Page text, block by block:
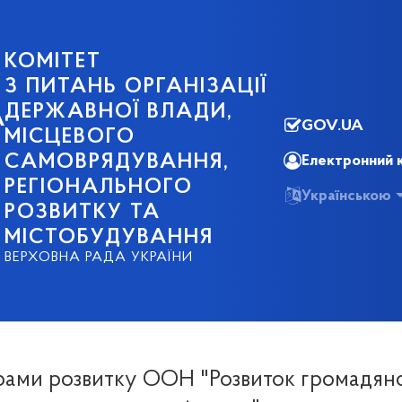
КОМІТЕТ
З ПИТАНЬ ОРГАНІЗАЦІЇ
ДЕРЖАВНОЇ ВЛАДИ,
МІСЦЕВОГО
САМОВРЯДУВАННЯ,
РЕГІОНАЛЬНОГО
РОЗВИТКУ ТА
МІСТОБУДУВАННЯ
ВЕРХОВНА РАДА УКРАЇНИ
GOV.UA
Електронний
Українською
розвитку ООН "Розвиток